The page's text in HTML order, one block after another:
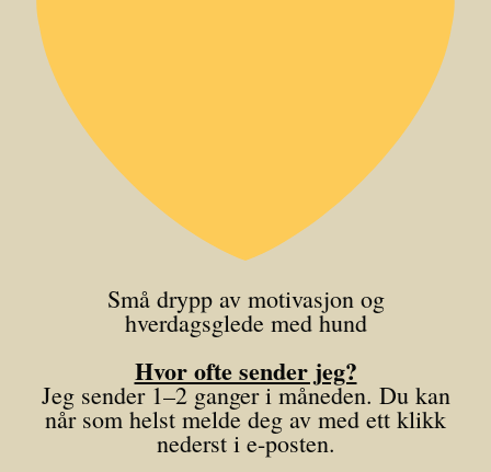
Små drypp av motivasjon og
hverdagsglede med hund
Hvor ofte sender jeg?
Jeg sender 1–2 ganger i måneden. Du kan
når som helst melde deg av med ett klikk
nederst i e-posten.